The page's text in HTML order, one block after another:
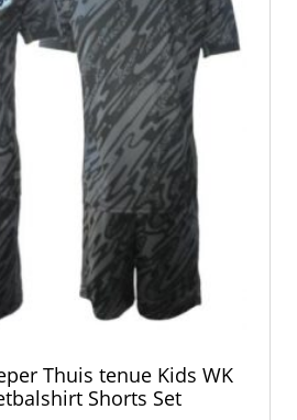
Thuis tenue Kids WK
Shorts Set